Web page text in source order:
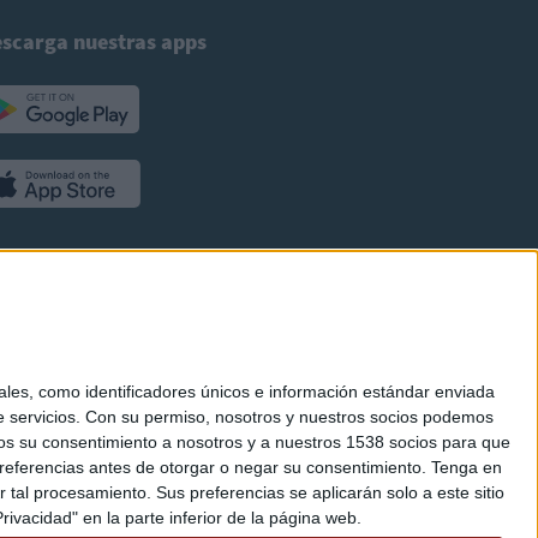
como identificadores únicos e información estándar enviada
servicios. Con su permiso, nosotros y nuestros socios podemos
su consentimiento a nosotros y a nuestros 1538 socios para que
antes de otorgar o negar su consentimiento. Tenga en
procesamiento. Sus preferencias se aplicarán solo a este sitio
en la parte inferior de la página web.
nuestras apps